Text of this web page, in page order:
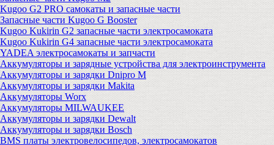
Kugoo G2 PRO самокаты и запасные части
Запасные части Kugoo G Booster
Kugoo Kukirin G2 запасные части электросамоката
Kugoo Kukirin G4 запасные части электросамоката
YADEA электросамокаты и запчасти
Аккумуляторы и зарядные устройства для электроинструмента
Аккумуляторы и зарядки Dnipro M
Аккумуляторы и зарядки Makita
Аккумуляторы Worx
Аккумуляторы MILWAUKEE
Аккумуляторы и зарядки Dewalt
Аккумуляторы и зарядки Bosch
BMS платы электровелосипедов, электросамокатов